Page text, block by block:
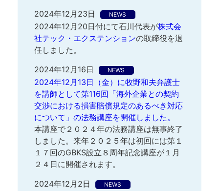
2024年12月23日
NEWS
2024年12月20日付にて石川代表が株式会
社テック・エクステンションの取締役を退
任しました。
2024年12月16日
NEWS
2024年12月13日（金）に牧野和夫弁護士
を講師として第116回「海外企業との契約
交渉における損害賠償規定のあるべき対応
について」の法務講座を開催しました。
本講座で２０２４年の法務講座は無事終了
しました。来年２０２５年は初回には第１
１７回のGBKS設立８周年記念講座が１月
２４日に開催されます。
2024年12月2日
NEWS